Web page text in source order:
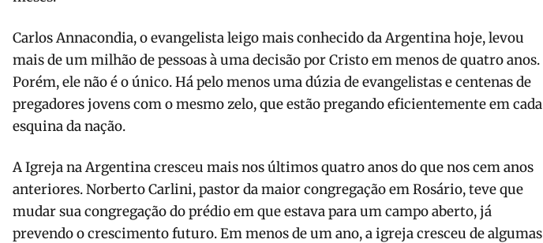
Carlos Annacondia, o evangelista leigo mais conhecido da Argentina hoje, levou
mais de um milhão de pessoas à uma decisão por Cristo em menos de quatro anos.
Porém, ele não é o único. Há pelo menos uma dúzia de evangelistas e centenas de
prega­dores jovens com o mesmo zelo, que estão pregando eficientemente em ca­da
esquina da nação.
A Igreja na Argentina cresceu mais nos últimos quatro anos do que nos cem anos
anteriores. Norberto Carlini, pastor da maior congregação em Ro­sário, teve que
mudar sua congrega­ção do prédio em que estava para um campo aberto, já
prevendo o cresci­mento futuro. Em menos de um ano, a igreja cresceu de algumas